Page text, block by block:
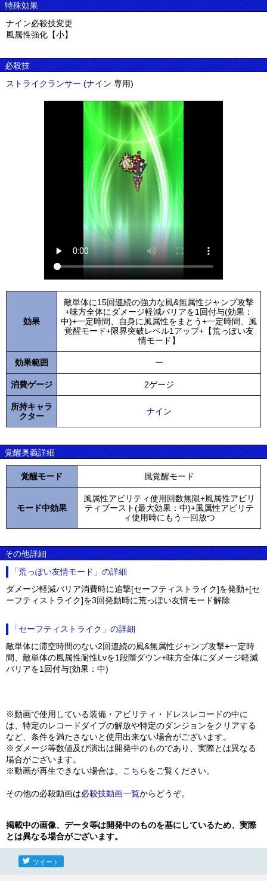
特殊効果
ナイン必殺技変更
風属性強化【小】
必殺技
ストライクランサー (ナイン 専用)
効果
敵単体に15回連続の強力な風&無属性ジャンプ攻撃
+味方全体にダメージ軽減バリアを1回付与(効果：
中)+一定時間、自身に風属性をまとう+一定時間、風
覚醒モード+限界突破レベル1アップ+【荒っぽい友
情モード】
効果範囲 ー
消費ゲージ 2ゲージ
所持キャラ
クター
ナイン
覚醒奥義詳細
覚醒モード 風覚醒モード
モード中効果
風属性アビリティ使用回数無限+風属性アビリ
ティブースト(最大効果：中)+風属性アビリテ
ィ使用時にもう一回放つ
その他詳細
「荒っぽい友情モード」の詳細
ダメージ軽減バリア消費時に追撃[セーフティストライク]を発動+[セ
ーフティストライク]を3回発動時に荒っぽい友情モード解除
「セーフティストライク」の詳細
敵単体に滞空時間のない2回連続の風&無属性ジャンプ攻撃+一定時
間、敵単体の風属性耐性Lvを1段階ダウン+味方全体にダメージ軽減
バリアを1回付与(効果：中)
※動画で使用している装備・アビリティ・ドレスレコードの中に
は、特定のレコードダイブの解放や特定のダンジョンをクリアする
など、条件を満たさないと使用出来ない場合がございます。
※ダメージ等数値及び演出は開発中のものであり、実際とは異なる
場合がございます。
※動画が再生できない場合は、
こちらをご覧ください。
その他の必殺動画は必殺技動画一覧からどうぞ。
掲載中の画像、データ等は開発中のものを基にしているため、実際
とは異なる場合がございます。
ツイート